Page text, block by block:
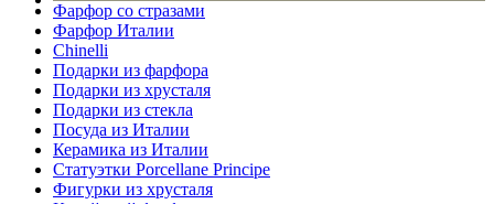
Фарфор со стразами
Фарфор Италии
Chinelli
Подарки из фарфора
Подарки из хрусталя
Подарки из стекла
Посуда из Италии
Керамика из Италии
Статуэтки Porcellane Principe
Фигурки из хрусталя